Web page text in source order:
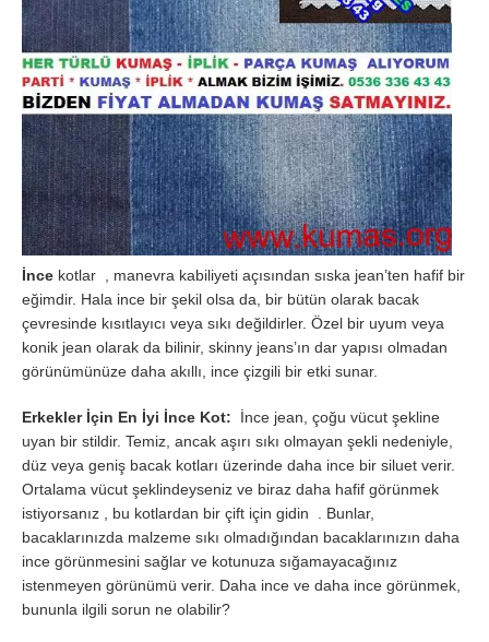
İnce kotlar , manevra kabiliyeti açısından sıska jean’ten hafif bir
eğimdir. Hala ince bir şekil olsa da, bir bütün olarak bacak
çevresinde kısıtlayıcı veya sıkı değildirler. Özel bir uyum veya
konik jean olarak da bilinir, skinny jeans’ın dar yapısı olmadan
görünümünüze daha akıllı, ince çizgili bir etki sunar.
Erkekler İçin En İyi İnce Kot: İnce jean, çoğu vücut şekline
uyan bir stildir. Temiz, ancak aşırı sıkı olmayan şekli nedeniyle,
düz veya geniş bacak kotları üzerinde daha ince bir siluet verir.
Ortalama vücut şeklindeyseniz ve biraz daha hafif görünmek
istiyorsanız , bu kotlardan bir çift için gidin . Bunlar,
bacaklarınızda malzeme sıkı olmadığından bacaklarınızın daha
ince görünmesini sağlar ve kotunuza sığamayacağınız
istenmeyen görünümü verir. Daha ince ve daha ince görünmek,
bununla ilgili sorun ne olabilir?